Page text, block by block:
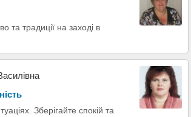
та традиції на заході в
Зберігайте спокій та